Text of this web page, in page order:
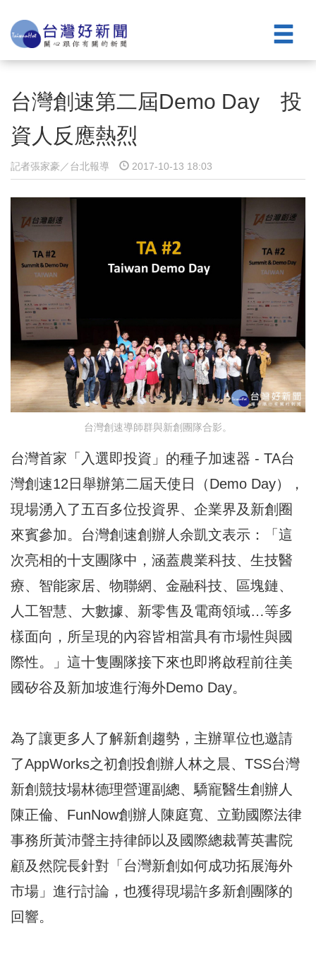
台灣創速第二屆Demo Day 投
資人反應熱烈
記者張家豪／台北報導 2017-10-13 18:03
台灣創速導師群與新創團隊合影。
台灣首家「入選即投資」的種子加速器 - TA台
灣創速12日舉辦第二屆天使日（Demo Day），
現場湧入了五百多位投資界、企業界及新創圈
來賓參加。台灣創速創辦人余凱文表示：「這
次亮相的十支團隊中，涵蓋農業科技、生技醫
療、智能家居、物聯網、金融科技、區塊鏈、
人工智慧、大數據、新零售及電商領域…等多
樣面向，所呈現的內容皆相當具有市場性與國
際性。」這十隻團隊接下來也即將啟程前往美
國矽谷及新加坡進行海外Demo Day。
為了讓更多人了解新創趨勢，主辦單位也邀請
了AppWorks之初創投創辦人林之晨、TSS台灣
新創競技場林德理營運副總、驕寵醫生創辦人
陳正倫、FunNow創辦人陳庭寬、立勤國際法律
事務所黃沛聲主持律師以及國際總裁菁英書院
顧及然院長針對「台灣新創如何成功拓展海外
市場」進行討論，也獲得現場許多新創團隊的
回響。